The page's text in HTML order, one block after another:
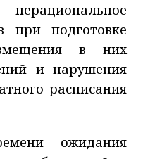
при подготовке
в них
и нарушения
расписания
ожидания